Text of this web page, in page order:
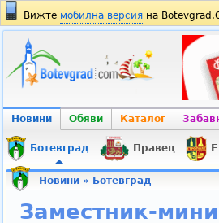
Вижте мобилна версия на
Новини Обяви Каталог
Ботевград Правец
Новини» Ботевград
Заместник-